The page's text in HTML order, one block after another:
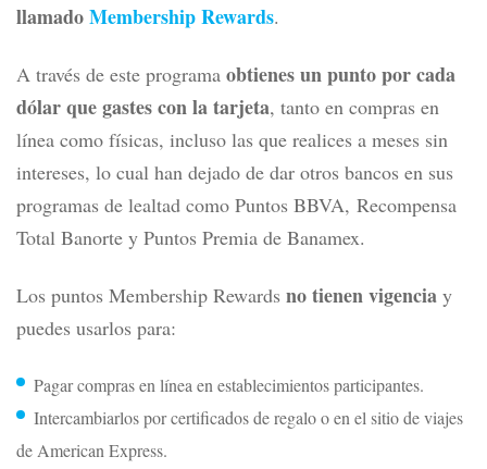
llamadoMembership Rewards.
A través de este programa obtienes un punto por cada
dólar que gastes con la tarjeta, tanto en compras en
línea como físicas, incluso las que realices a meses sin
intereses, lo cual han dejado de dar otros bancos en sus
programas de lealtad como Puntos BBVA, Recompensa
Total Banorte y Puntos Premia de Banamex.
Los puntos Membership Rewards no tienen vigencia y
puedes usarlos para:
Pagar compras en línea en establecimientos participantes.
Intercambiarlos por certificados de regalo o en el sitio de viajes
de American Express.